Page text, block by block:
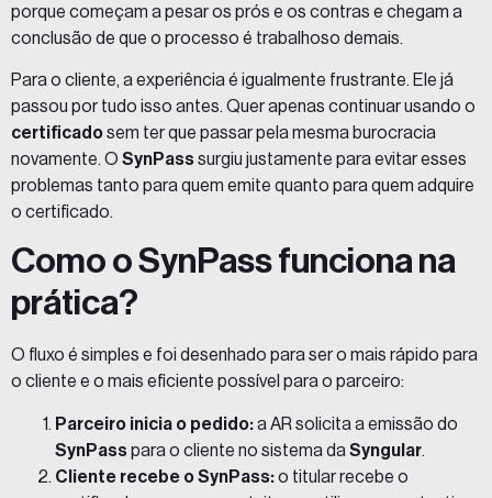
porque começam a pesar os prós e os contras e chegam a
conclusão de que o processo é trabalhoso demais.
Para o cliente, a experiência é igualmente frustrante. Ele já
passou por tudo isso antes. Quer apenas continuar usando o
certificadosem ter que passar pela mesma burocracia
novamente. O SynPasssurgiu justamente para evitar esses
problemas tanto para quem emite quanto para quem adquire
o certificado.
Como o SynPass funciona na
prática?
O fluxo é simples e foi desenhado para ser o mais rápido para
o cliente e o mais eficiente possível para o parceiro:
Parceiro inicia o pedido:a AR solicita a emissão do
SynPasspara o cliente no sistema daSyngular.
Cliente recebe o SynPass:o titular recebe o